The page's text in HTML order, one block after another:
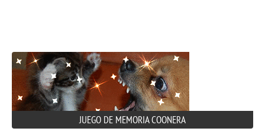
JUEGO DE MEMORIA COONERA